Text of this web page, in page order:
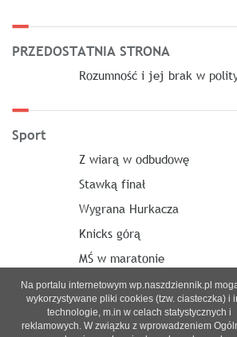
PRZEDOSTATNIA STRONA
Rozumność i jej brak w
Sport
Z wiarą w odbudowę
Stawką finał
Wygrana Hurkacza
Knicks górą
MŚ w maratonie
Na portalu internetowym wp.naszdziennik.pl
wykorzystywane pliki cookies (tzw. ciasteczka) i
technologie, m.in w celach statystycznych i
reklamowych. W związku z wprowadzeniem